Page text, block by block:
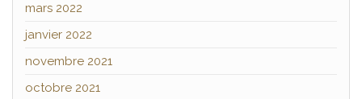
mars 2022
janvier 2022
novembre 2021
octobre 2021